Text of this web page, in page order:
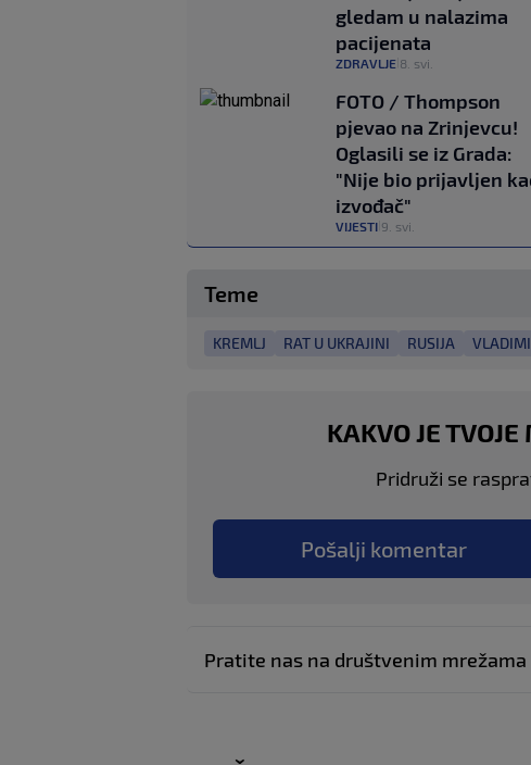
gledam u nalazima
pacijenata
ZDRAVLJE 8. svi.
FOTO / Thompson
pjevao na Zrinjevcu!
Oglasili se iz Grada:
"Nije bio prijavljen
izvođač"
VIJESTI 9. svi.
Teme
KREMLJ RAT U UKRAJINI RUSIJA
KAKVO JE
Pridruži se
Pošalji komentar
Pratite nas na društvenim mrežama